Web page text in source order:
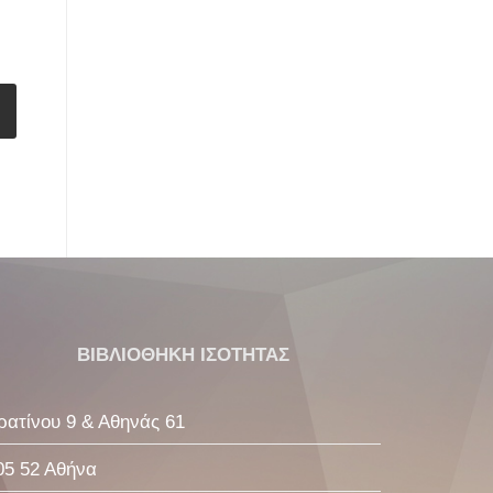
ΒΙΒΛΙΟΘΗΚΗ ΙΣΟΤΗΤΑΣ
9 & Αθηνάς 61
52 Αθήνα